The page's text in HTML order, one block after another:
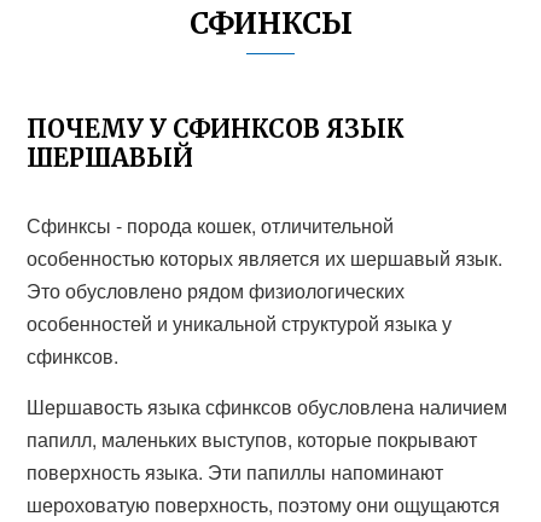
СФИНКСЫ
ПОЧЕМУ У СФИНКСОВ ЯЗЫК
ШЕРШАВЫЙ
Сфинксы - порода кошек, отличительной
особенностью которых является их шершавый язык.
Это обусловлено рядом физиологических
особенностей и уникальной структурой языка у
сфинксов.
Шершавость языка сфинксов обусловлена наличием
папилл, маленьких выступов, которые покрывают
поверхность языка. Эти папиллы напоминают
шероховатую поверхность, поэтому они ощущаются